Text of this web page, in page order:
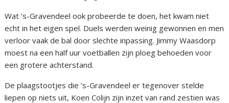
Wat ’s-Gravendeel ook probeerde te doen, het kwam niet
echt in het eigen spel. Duels werden weinig gewonnen en men
verloor vaak de bal door slechte inpassing. Jimmy Waasdorp
moest na een half uur voetballen zijn ploeg behoeden voor
een grotere achterstand.
De plaagstootjes die ’s-Gravendeel er tegenover stelde
liepen op niets uit, Koen Colijn zijn inzet van rand zestien was